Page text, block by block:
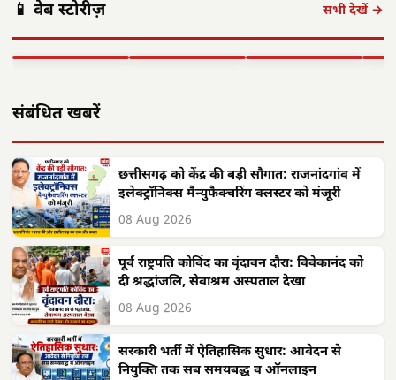
📱 वेब स्टोरीज़ सभी देखें →
अगस्त को अलवर
की…
वेशभूषा में…
यादव का सम्मान:
रजत पदक…
संबंधित खबरें
छत्तीसगढ़ को केंद्र की बड़ी सौगात: राजनांदगांव में
इलेक्ट्रॉनिक्स मैन्युफैक्चरिंग क्लस्टर को मंजूरी
08 Aug 2026
पूर्व राष्ट्रपति कोविंद का वृंदावन दौरा: विवेकानंद को
दी श्रद्धांजलि, सेवाश्रम अस्पताल देखा
08 Aug 2026
सरकारी भर्ती में ऐतिहासिक सुधार: आवेदन से
नियुक्ति तक सब समयबद्ध व ऑनलाइन